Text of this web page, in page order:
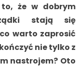
że w dobrym
stają się
warto zaprosić
nie tylko z
nastrojem? Oto